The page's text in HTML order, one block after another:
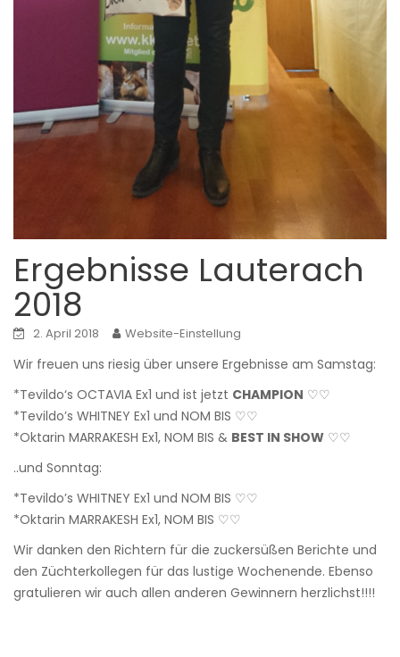
Ergebnisse Lauterach
2018
2. April 2018 Website-Einstellung
Wir freuen uns riesig über unsere Ergebnisse am Samstag:
*Tevildo‘s OCTAVIA Ex1 und ist jetzt CHAMPION ♡♡
*Tevildo’s WHITNEY Ex1 und NOM BIS ♡♡
*Oktarin MARRAKESH Ex1, NOM BIS & BEST IN SHOW ♡♡
..und Sonntag:
*Tevildo’s WHITNEY Ex1 und NOM BIS ♡♡
*Oktarin MARRAKESH Ex1, NOM BIS ♡♡
Wir danken den Richtern für die zuckersüßen Berichte und
den Züchterkollegen für das lustige Wochenende. Ebenso
gratulieren wir auch allen anderen Gewinnern herzlichst!!!!